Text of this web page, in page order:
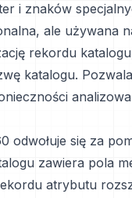
i znaków
ale używana
rekordu
katalogu.
odwołuje się za
zawiera pola
atrybutu